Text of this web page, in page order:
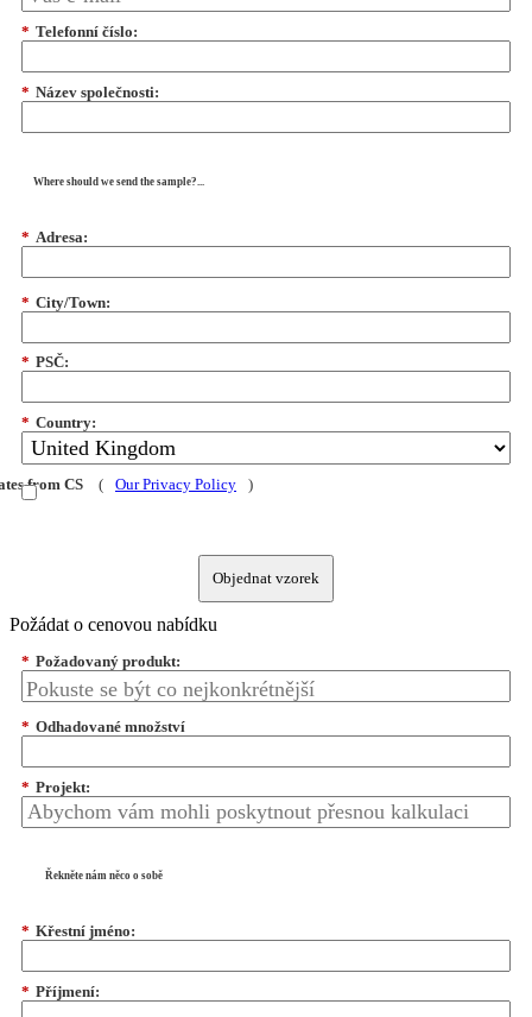
* Telefonní číslo:
* Název společnosti:
Where should we send the sample?...
* Adresa:
* City/Town:
* PSČ:
* Country:
from CS ( Our Privacy Policy )
Objednat vzorek
Požádat o cenovou nabídku
* Požadovaný produkt:
* Odhadované množství
* Projekt:
Řekněte nám něco o sobě
* Křestní jméno:
* Příjmení: